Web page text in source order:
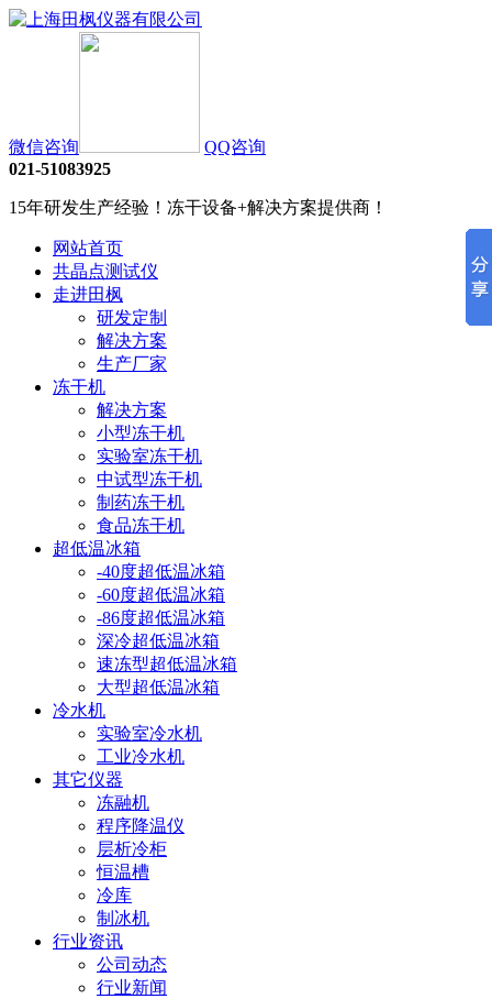
微信咨询
QQ咨询
021-51083925
15年研发生产经验！冻干设备+解决方案提供商！
网站首页
共晶点测试仪
走进田枫
研发定制
解决方案
生产厂家
冻干机
解决方案
小型冻干机
实验室冻干机
中试型冻干机
制药冻干机
食品冻干机
超低温冰箱
-40度超低温冰箱
-60度超低温冰箱
-86度超低温冰箱
深冷超低温冰箱
速冻型超低温冰箱
大型超低温冰箱
冷水机
实验室冷水机
工业冷水机
其它仪器
冻融机
程序降温仪
层析冷柜
恒温槽
冷库
制冰机
行业资讯
公司动态
行业新闻